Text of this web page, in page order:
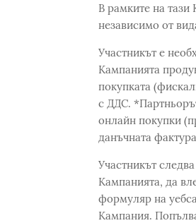
В рамките на
независимо от
Участникът е
Кампанията
покупката
с ДДС.
онлайн покупки
данъчната
Участникът
Кампанията, да
формуляр на
Кампания.